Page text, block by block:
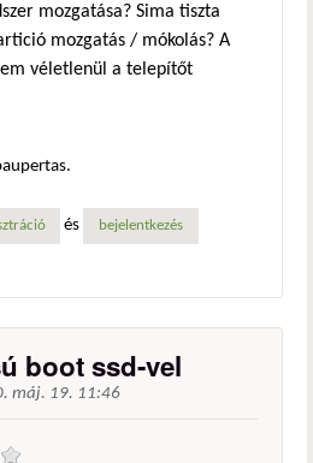
mozgatása? Sima tiszta
mozgatás / mókolás? A
véletlenül a telepítőt
és bejelentkezés
boot ssd-vel
máj. 19. 11:46